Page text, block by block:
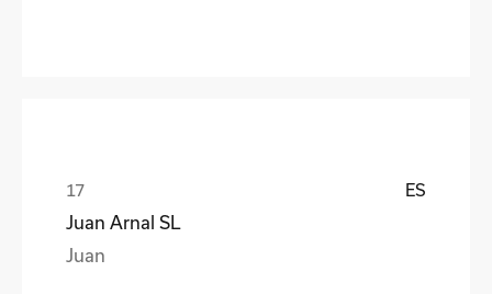
ES
Juan Arnal SL
Juan